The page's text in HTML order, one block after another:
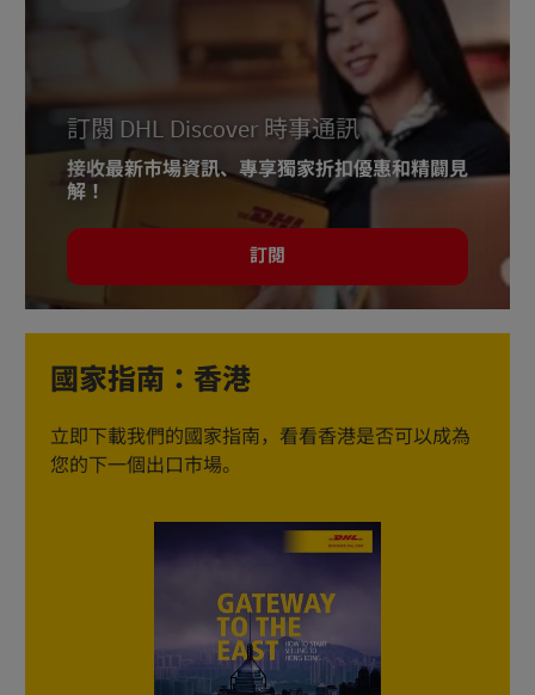
訂閱 DHL Discover 時事通訊
接收最新市場資訊、專享獨家折扣優惠和精闢見
解！
訂閱
國家指南：香港
立即下載我們的國家指南，看看香港是否可以成為
您的下一個出口市場。